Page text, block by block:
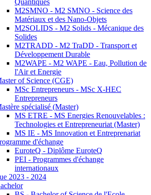
Quantiques
M2SMNO - M2 SMNO - Science des
Matériaux et des Nano-Objets
M2SOLIDS - M2 Solids - Mécanique des
Solides
M2TRADD - M2 TraDD - Transport et
Développement Durable
M2WAPE - M2 WAPE - Eau, Pollution de
l'Air et Energie
of Science (CGE)
MSc Entrepreneurs - MSc X-HEC
Entrepreneurs
spécialisé (Master)
MS ETRE - MS Energies Renouvelables :
Technologies et Entrepreneuriat (Master)
MS IE - MS Innovation et Entreprenariat
d'échange
EuroteQ - Diplôme EuroteQ
PEI - Programmes d'échange
internationaux
2023 - 2024